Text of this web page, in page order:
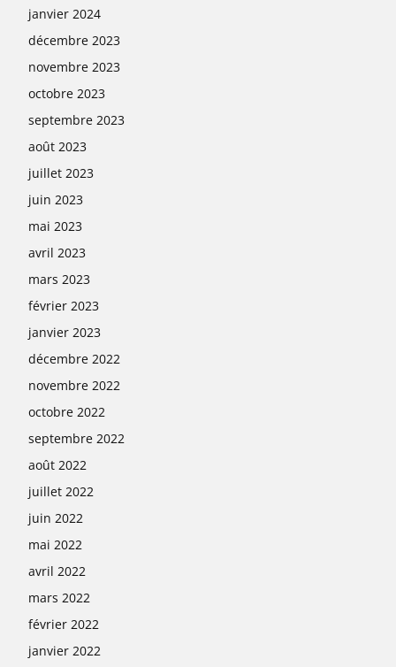
janvier 2024
décembre 2023
novembre 2023
octobre 2023
septembre 2023
août 2023
juillet 2023
juin 2023
mai 2023
avril 2023
mars 2023
février 2023
janvier 2023
décembre 2022
novembre 2022
octobre 2022
septembre 2022
août 2022
juillet 2022
juin 2022
mai 2022
avril 2022
mars 2022
février 2022
janvier 2022